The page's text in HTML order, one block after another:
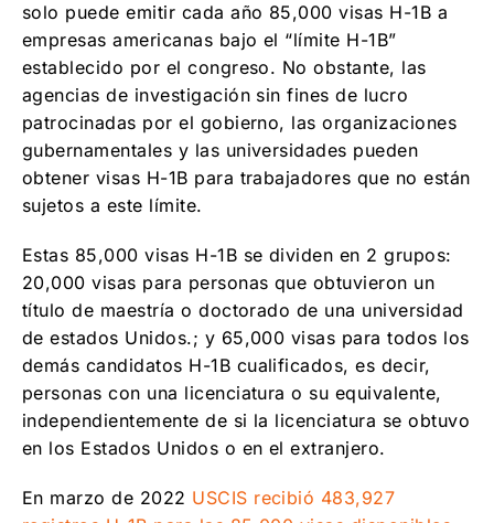
solo puede emitir cada año 85,000 visas H-1B a
empresas americanas bajo el “límite H-1B”
establecido por el congreso. No obstante, las
agencias de investigación sin fines de lucro
patrocinadas por el gobierno, las organizaciones
gubernamentales y las universidades pueden
obtener visas H-1B para trabajadores que no están
sujetos a este límite.
Estas 85,000 visas H-1B se dividen en 2 grupos:
20,000 visas para personas que obtuvieron un
título de maestría o doctorado de una universidad
de estados Unidos.; y 65,000 visas para todos los
demás candidatos H-1B cualificados, es decir,
personas con una licenciatura o su equivalente,
independientemente de si la licenciatura se obtuvo
en los Estados Unidos o en el extranjero.
En marzo de 2022 USCIS recibió 483,927